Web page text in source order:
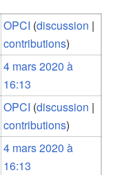
OPCI (discussion |
contributions)
4 mars 2020 à
16:13
OPCI (discussion |
contributions)
4 mars 2020 à
16:13